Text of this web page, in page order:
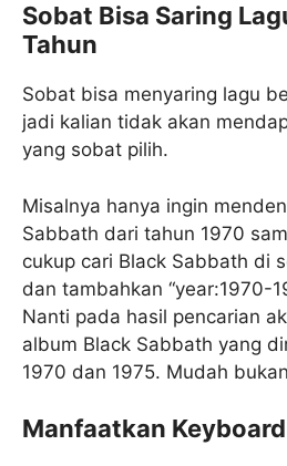
Sobat Bisa Saring
Tahun
Sobat bisa menyaring lagu
jadi kalian tidak akan
yang sobat pilih.
Misalnya hanya ingin
Sabbath dari tahun 1970
cukup cari Black Sabbath di
dan tambahkan “year:1970-
Nanti pada hasil pencarian
album Black Sabbath yang
1970 dan 1975. Mudah
Manfaatkan